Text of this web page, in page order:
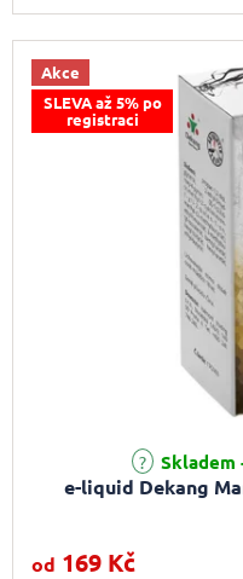
Akce
SLEVA až 5% po
registraci
e-liquid Dekang
Skladem
od 169 Kč